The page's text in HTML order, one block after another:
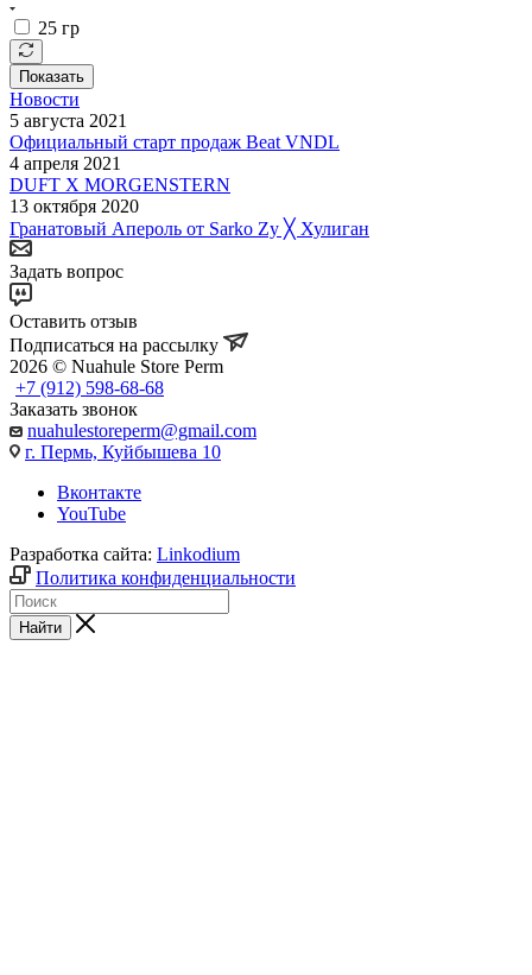
25 гр
Показать
Новости
5 августа 2021
Официальный старт продаж Beat VNDL
4 апреля 2021
DUFT X MORGENSTERN
13 октября 2020
Гранатовый Апероль от Sarko Zy ╳ Хулиган
Задать вопрос
Оставить отзыв
Подписаться на рассылку
2026 © Nuahule Store Perm
+7 (912) 598-68-68
Заказать звонок
nuahulestoreperm@gmail.com
г. Пермь, Куйбышева 10
Вконтакте
YouTube
Разработка сайта: Linkodium
Политика конфиденциальности
Найти